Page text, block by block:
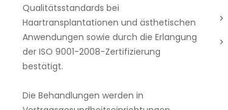
Qualitätsstandards bei
Haartransplantationen und ästhetischen
Anwendungen sowie durch die Erlangung
der ISO 9001-2008-Zertifizierung
bestätigt.
Die Behandlungen werden in